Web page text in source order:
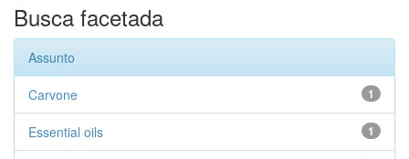
Busca facetada
Assunto
1
Carvone
1
Essential oils